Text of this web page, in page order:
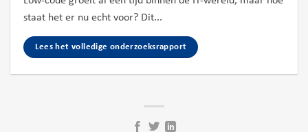
staat het er nu echt voor? Dit...
Lees het volledige onderzoeksrapport